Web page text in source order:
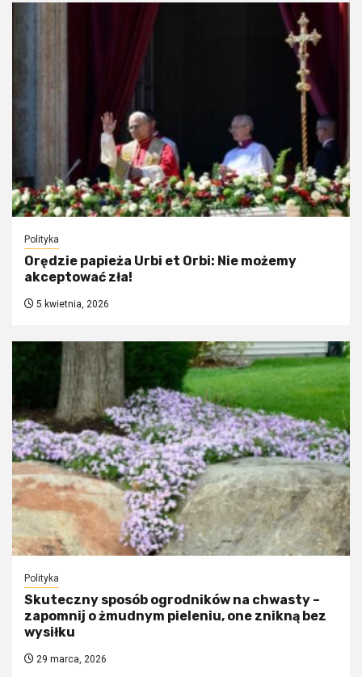
Polityka
Orędzie papieża Urbi et Orbi: Nie możemy
akceptować zła!
5 kwietnia, 2026
Polityka
Skuteczny sposób ogrodników na chwasty –
zapomnij o żmudnym pieleniu, one znikną bez
wysiłku
29 marca, 2026